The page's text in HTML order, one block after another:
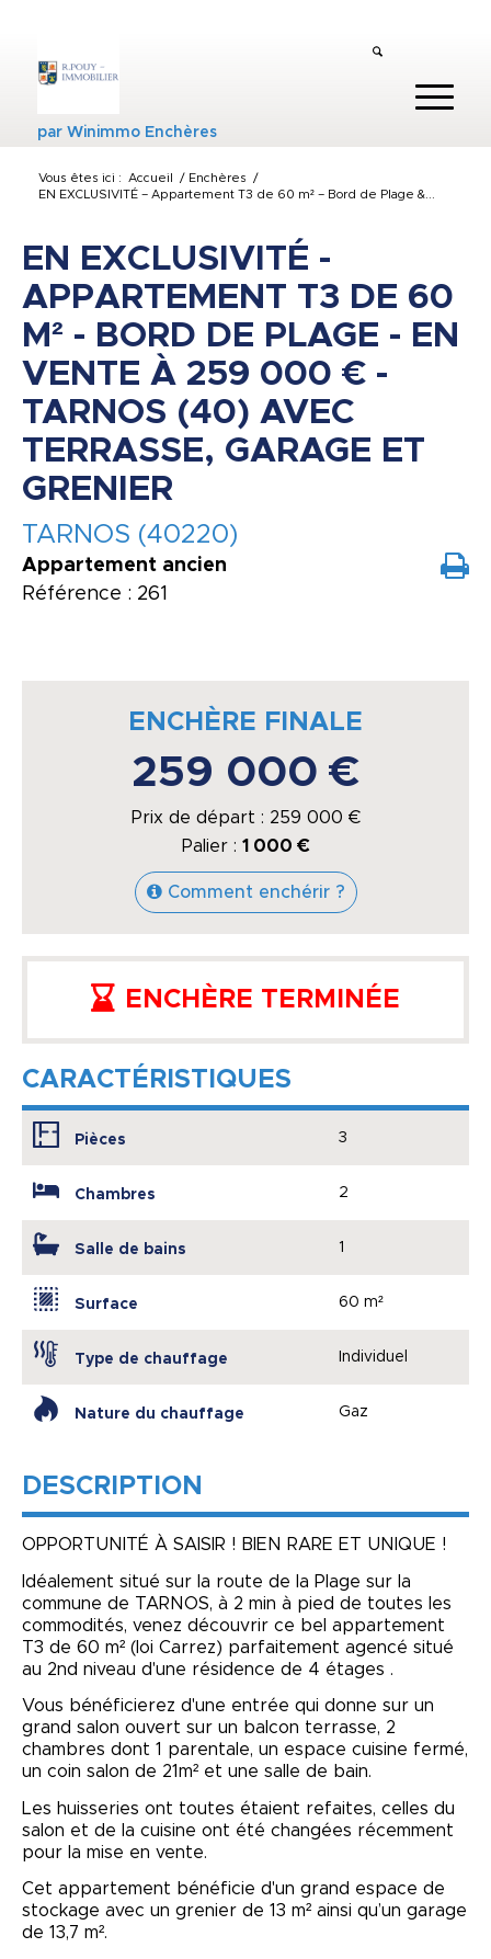
parWinimmo Enchères
Vous êtes ici : Accueil / Enchères
/
EN EXCLUSIVITÉ – Appartement T3 de 60 m² – Bord de Plage &...
EN EXCLUSIVITÉ -
APPARTEMENT T3 DE 60
M² - BORD DE PLAGE - EN
VENTE À 259 000 € -
TARNOS (40) AVEC
TERRASSE, GARAGE ET
GRENIER
TARNOS (40220)
Appartement ancien
Référence : 261
ENCHÈRE FINALE
259 000 €
Prix de départ : 259 000 €
Palier : 1 000 €
Comment enchérir ?
ENCHÈRE TERMINÉE
CARACTÉRISTIQUES
Pièces 3
Chambres 2
Salle de bains 1
Surface 60 m²
Type de chauffage Individuel
Nature du chauffage Gaz
DESCRIPTION
OPPORTUNITÉ À SAISIR ! BIEN RARE ET UNIQUE !
Idéalement situé sur la route de la Plage sur la
commune de TARNOS, à 2 min à pied de toutes les
commodités, venez découvrir ce bel appartement
T3 de 60 m² (loi Carrez) parfaitement agencé situé
au 2nd niveau d'une résidence de 4 étages .
Vous bénéficierez d'une entrée qui donne sur un
grand salon ouvert sur un balcon terrasse, 2
chambres dont 1 parentale, un espace cuisine fermé,
un coin salon de 21m² et une salle de bain.
Les huisseries ont toutes étaient refaites, celles du
salon et de la cuisine ont été changées récemment
pour la mise en vente.
Cet appartement bénéficie d'un grand espace de
stockage avec un grenier de 13 m² ainsi qu’un garage
de 13,7 m².